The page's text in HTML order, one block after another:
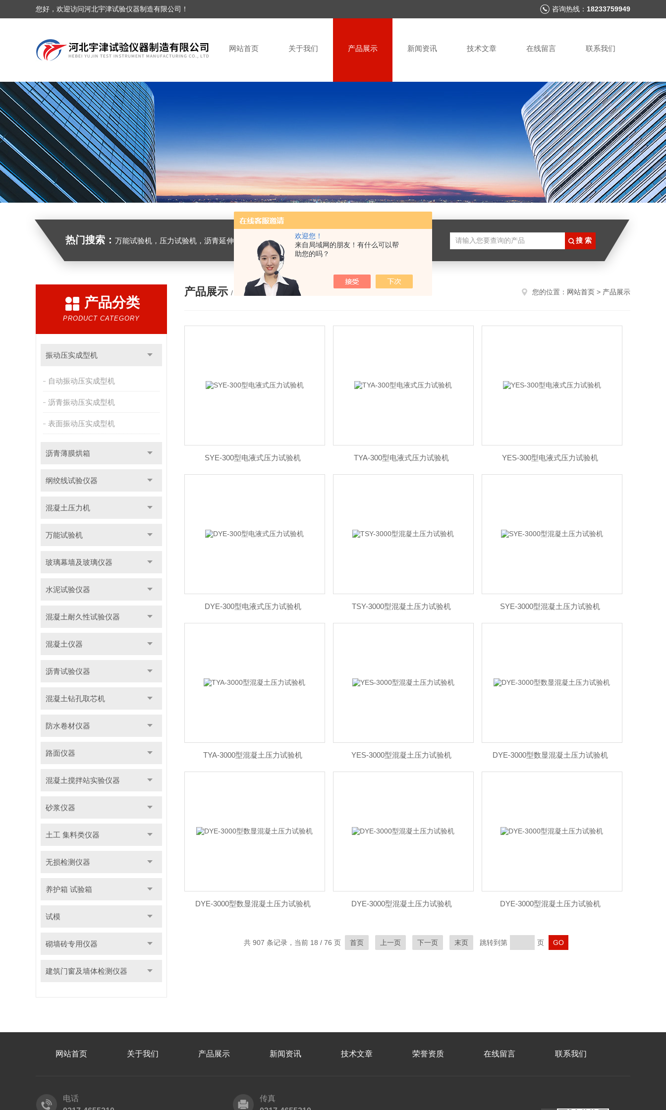
欢迎您！
来自局域网的朋友！有什么可以帮
助您的吗？
您好，欢迎访问河北宇津试验仪器制造有限公司！ 咨询热线： 18233759949
网站首页 关于我们 产品展示 新闻资讯 技术文章 在线留言 联系我们
热门搜索： 万能试验机，压力试验机，沥青延伸度测定仪，沥青混合料拌合机，全自动沥青混合料离心式抽提仪，马歇尔电动击实仪，车辙试验成型机，连续式路面八轮平整度仪，商品混凝土搅拌站试验仪器，试模
产品分类
PRODUCT CATEGORY
振动压实成型机
自动振动压实成型机
沥青振动压实成型机
表面振动压实成型机
沥青薄膜烘箱
纲绞线试验仪器
混凝土压力机
万能试验机
玻璃幕墙及玻璃仪器
水泥试验仪器
混凝土耐久性试验仪器
混凝土仪器
沥青试验仪器
混凝土钻孔取芯机
防水卷材仪器
路面仪器
混凝土搅拌站实验仪器
砂浆仪器
土工 集料类仪器
无损检测仪器
养护箱 试验箱
试模
砌墙砖专用仪器
建筑门窗及墙体检测仪器
产品展示 / PRODUCTS 您的位置： 网站首页 > 产品展示
SYE-300型电液式压力试验机 TYA-300型电液式压力试验机 YES-300型电液式压力试验机
DYE-300型电液式压力试验机 TSY-3000型混凝土压力试验机 SYE-3000型混凝土压力试验机
TYA-3000型混凝土压力试验机 YES-3000型混凝土压力试验机 DYE-3000型数显混凝土压力试验机
DYE-3000型数显混凝土压力试验机 DYE-3000型混凝土压力试验机 DYE-3000型混凝土压力试验机
共 907 条记录，当前 18 / 76 页 首页 上一页 下一页 末页 跳转到第 页
网站首页 关于我们 产品展示 新闻资讯 技术文章 荣誉资质 在线留言 联系我们
电话
传真